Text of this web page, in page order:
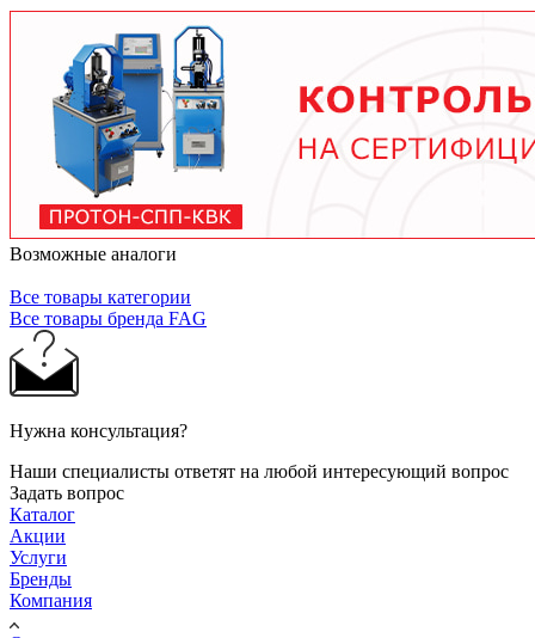
тяжелых условиях до 2 лет при нормальной
эксплуатации. Используйте только
рекомендованные производителем смазочные
материалы.
Возможные аналоги
Все товары категории
Все товары бренда FAG
Нужна консультация?
Наши специалисты ответят на любой интересующий вопрос
Задать вопрос
Каталог
Акции
Услуги
Бренды
Компания